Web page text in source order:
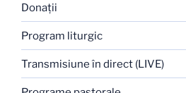
Donaţii
Program liturgic
Transmisiune în direct (LIVE)